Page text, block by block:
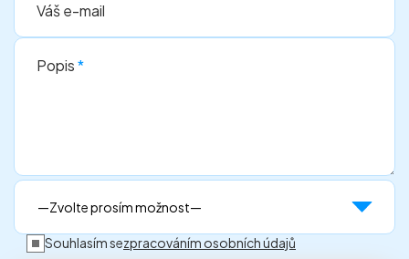
Váš e-mail
Popis*
Souhlasím sezpracováním osobních údajů